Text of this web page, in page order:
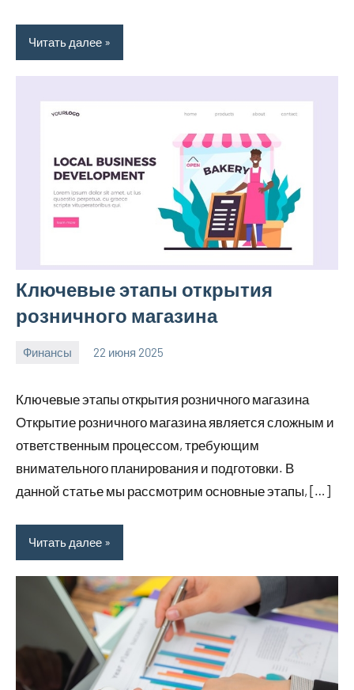
Читать далее
Ключевые этапы открытия
розничного магазина
Финансы 22 июня 2025
Ключевые этапы открытия розничного магазина
Открытие розничного магазина является сложным и
ответственным процессом, требующим
внимательного планирования и подготовки. В
данной статье мы рассмотрим основные этапы, […]
Читать далее